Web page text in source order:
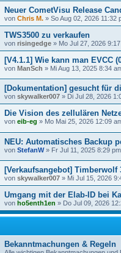
Neuer CometVisu Release
von Chris M. » So Aug 02, 2026 11:32
TWS3500 zu verkaufen
von risingedge » Mo Jul 27, 2026
[V4.1.1] Wie kann man EVCC
von ManSch » Mi Aug 13, 2025 8:34
[Dokumentation] gesucht für
von skywalker007 » Di Jul 28, 2026
Die Vision des zellulären
von eib-eg » Mo Mai 25, 2026 12:09
NEU: Automatisches Backup
von StefanW» Fr Jul 11, 2025 8:29
[Verkaufsangebot] Timberwolf
von skywalker007 » Mi Jul 15, 2026
Umgang mit der Elab-ID bei
von ho5enth1en » Do Jul 09, 2026
Bekanntmachungen & Regeln